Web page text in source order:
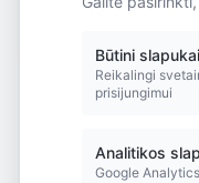
Būtini slapukai
Reikalingi
prisijungimui
Analitikos
Google